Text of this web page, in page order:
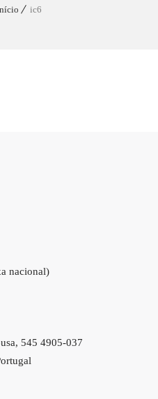
ic6
nacional)
545 4905-037